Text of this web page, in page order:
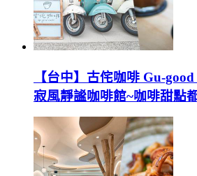
【台中】古侘咖啡 Gu-
寂風靜謐咖啡館~咖啡甜點